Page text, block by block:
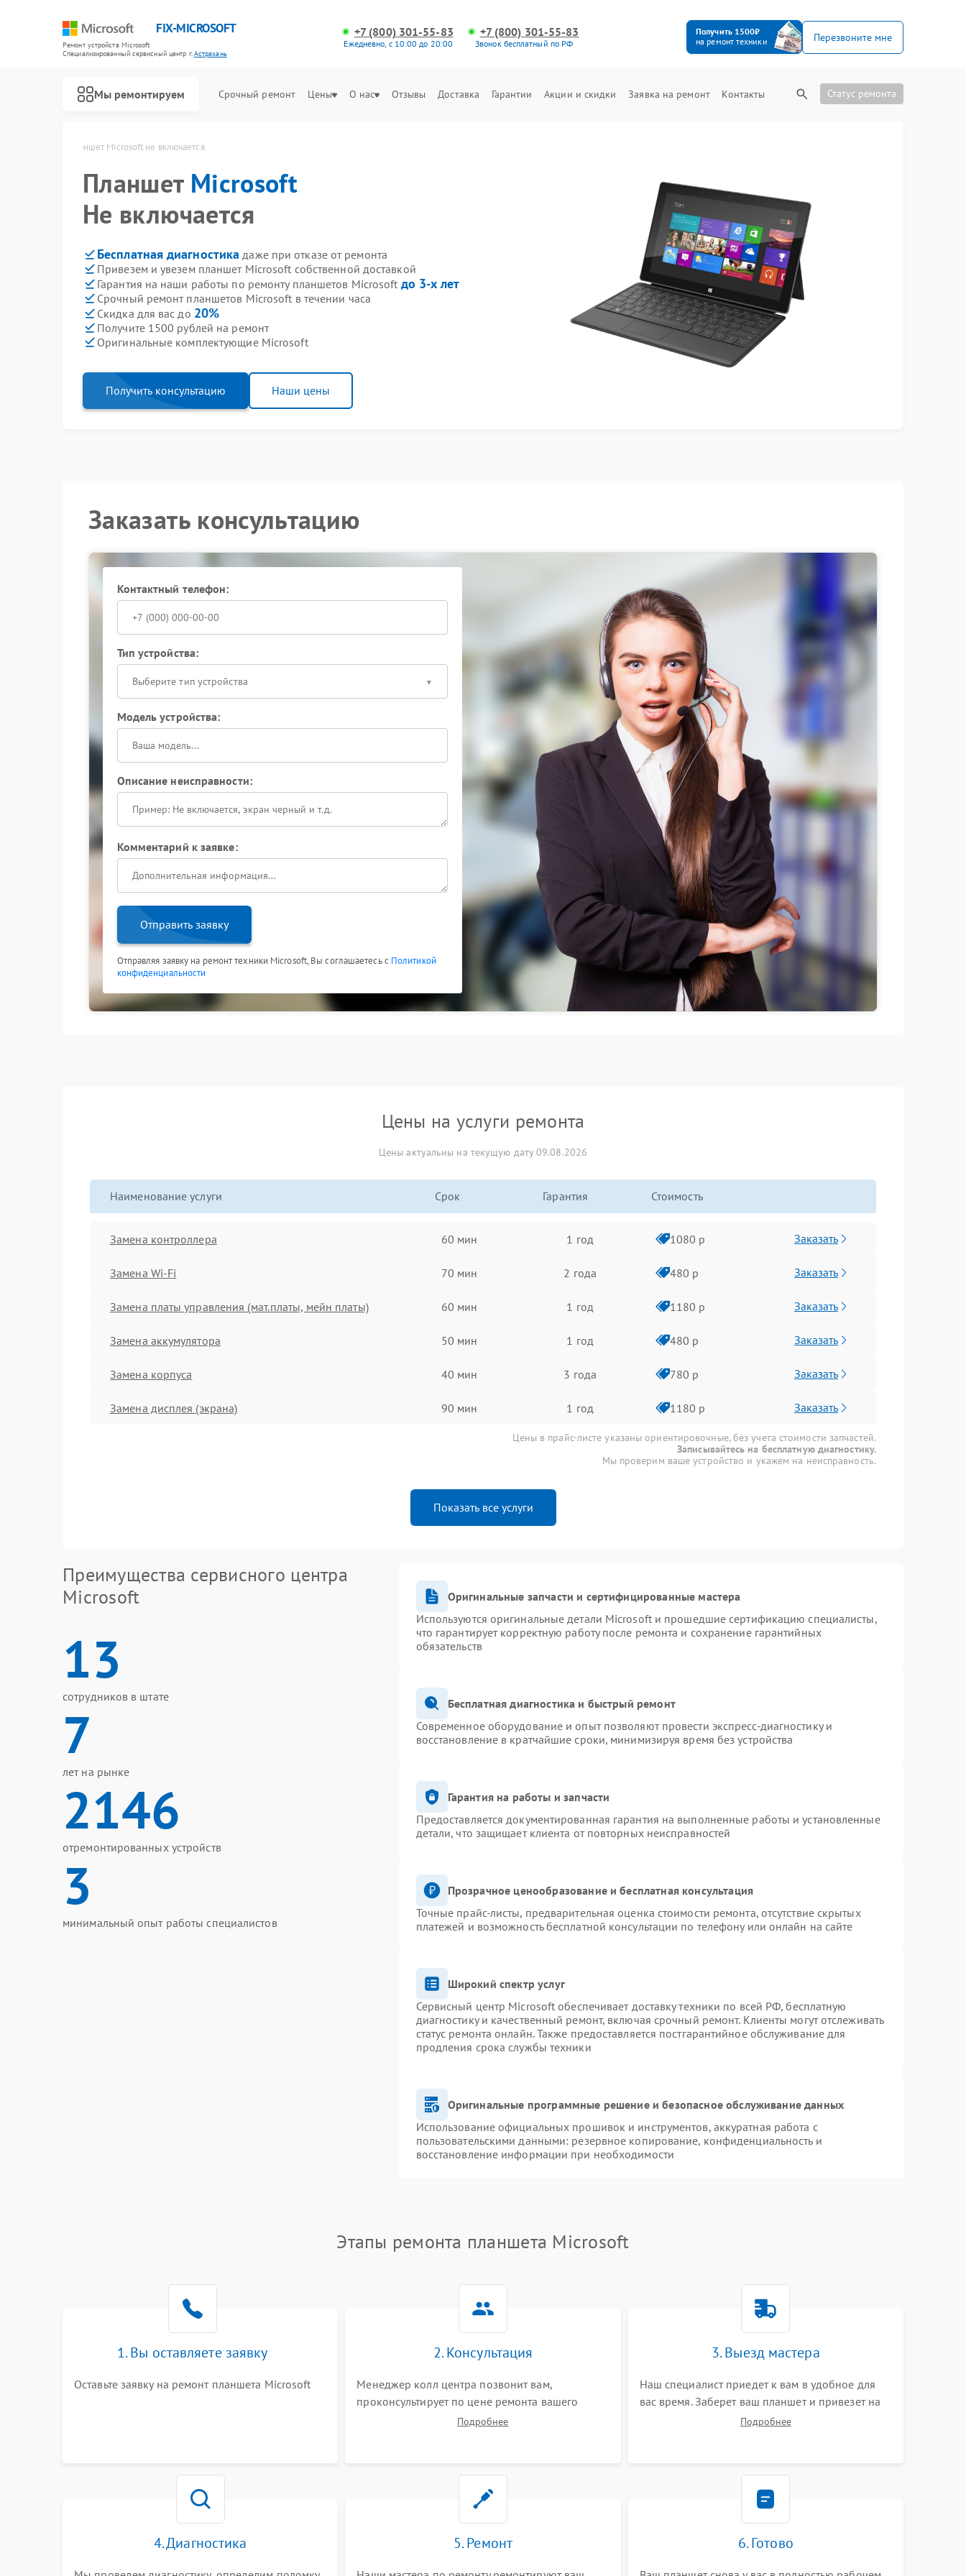
FIX-MICROSOFT
Ремонт устройств Microsoft
Специализированный cервисный центр г.Астрахань
+7 (800) 301-55-83
Ежедневно, с 10:00 до 20:00
+7 (800) 301-55-83
Звонок бесплатный по РФ
Получить 1500₽
на ремонт техники
Перезвоните мне
Мы ремонтируем Срочный ремонт Цены О нас Отзывы Доставка Гарантии Акции и скидки Заявка на ремонт Контакты Статус ремонта
Планшет Microsoft не включается
Планшет Microsoft
Не включается
Бесплатная диагностика даже при отказе от ремонта
Привезем и увезем планшет Microsoft собственной доставкой
Гарантия на наши работы по ремонту планшетов Microsoft до 3-х лет
Срочный ремонт планшетов Microsoft в течении часа
Скидка для вас до 20%
Получите 1500 рублей на ремонт
Оригинальные комплектующие Microsoft
Получить консультацию Наши цены
Заказать консультацию
Контактный телефон:
Тип устройства:
Выберите тип устройства
Модель устройства:
Описание неисправности:
Комментарий к заявке:
Отправить заявку
Отправляя заявку на ремонт техники Microsoft, Вы соглашаетесь с Политикой
конфиденциальности
Цены на услуги ремонта
Цены актуальны на текущую дату 09.08.2026
Наименование услуги Срок Гарантия Стоимость
Замена контроллера 60 мин 1 год 1080 р Заказать
Замена Wi-Fi 70 мин 2 года 480 р Заказать
Замена платы управления (мат.платы, мейн платы) 60 мин 1 год 1180 р Заказать
Замена аккумулятора 50 мин 1 год 480 р Заказать
Замена корпуса 40 мин 3 года 780 р Заказать
Замена дисплея (экрана) 90 мин 1 год 1180 р Заказать
Цены в прайс-листе указаны ориентировочные, без учета стоимости запчастей.
Записывайтесь на бесплатную диагностику.
Мы проверим ваше устройство и укажем на неисправность.
Показать все услуги
Преимущества сервисного центра
Microsoft
13
сотрудников в штате
7
лет на рынке
2146
отремонтированных устройств
3
минимальный опыт работы специалистов
Оригинальные запчасти и сертифицированные мастера
Используются оригинальные детали Microsoft и прошедшие сертификацию специалисты,
что гарантирует корректную работу после ремонта и сохранение гарантийных
обязательств
Бесплатная диагностика и быстрый ремонт
Современное оборудование и опыт позволяют провести экспресс-диагностику и
восстановление в кратчайшие сроки, минимизируя время без устройства
Гарантия на работы и запчасти
Предоставляется документированная гарантия на выполненные работы и установленные
детали, что защищает клиента от повторных неисправностей
Прозрачное ценообразование и бесплатная консультация
Точные прайс-листы, предварительная оценка стоимости ремонта, отсутствие скрытых
платежей и возможность бесплатной консультации по телефону или онлайн на сайте
Широкий спектр услуг
Сервисный центр Microsoft обеспечивает доставку техники по всей РФ, бесплатную
диагностику и качественный ремонт, включая срочный ремонт. Клиенты могут отслеживать
статус ремонта онлайн. Также предоставляется постгарантийное обслуживание для
продления срока службы техники
Оригинальные программные решение и безопасное обслуживание данных
Использование официальных прошивок и инструментов, аккуратная работа с
пользовательскими данными: резервное копирование, конфиденциальность и
восстановление информации при необходимости
Этапы ремонта планшета Microsoft
1. Вы оставляете заявку
Оставьте заявку на ремонт планшета Microsoft
2. Консультация
Менеджер колл центра позвонит вам,
проконсультирует по цене ремонта вашего
планшета а также ответит на все ваши вопросы.
Подробнее
3. Выезд мастера
Наш специалист приедет к вам в удобное для
вас время. Заберет ваш планшет и привезет на
склад для диагностики.Подробнее
4. Диагностика 5. Ремонт 6. Готово